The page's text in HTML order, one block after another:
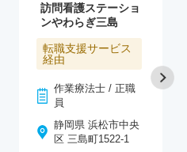
訪問看護ステーショ
ンやわらぎ三島
転職支援サービス
経由
作業療法士 / 正職
員
静岡県 浜松市中央
区 三島町1522-1